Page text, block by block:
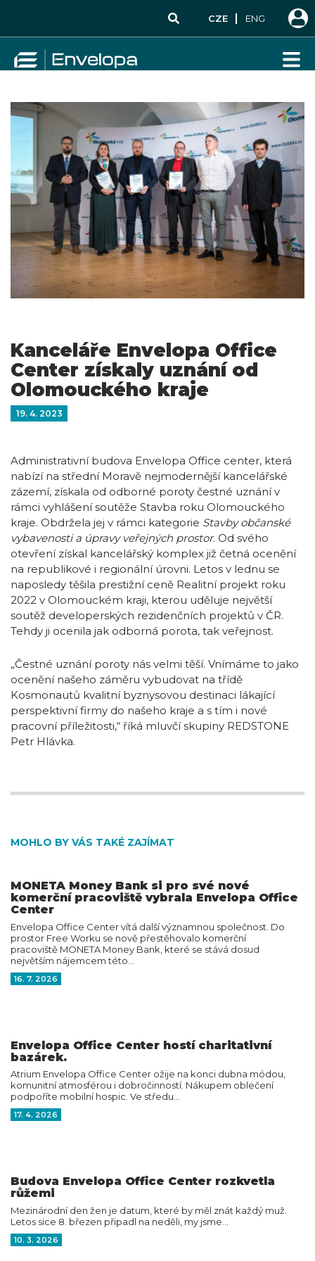
CZE ENG
Kanceláře Envelopa Office
Center získaly uznání od
Olomouckého kraje
19. 4. 2023
Administrativní budova Envelopa Office center, která
nabízí na střední Moravě nejmodernější kancelářské
zázemí, získala od odborné poroty čestné uznání v
rámci vyhlášení soutěže Stavba roku Olomouckého
kraje. Obdržela jej v rámci kategorie Stavby občanské
vybavenosti a úpravy veřejných prostor. Od svého
otevření získal kancelářský komplex již četná ocenění
na republikové i regionální úrovni. Letos v lednu se
naposledy těšila prestižní ceně Realitní projekt roku
2022 v Olomouckém kraji, kterou uděluje největší
soutěž developerských rezidenčních projektů v ČR.
Tehdy ji ocenila jak odborná porota, tak veřejnost.
„Čestné uznání poroty nás velmi těší. Vnímáme to jako
ocenění našeho záměru vybudovat na třídě
Kosmonautů kvalitní byznysovou destinaci lákající
perspektivní firmy do našeho kraje a s tím i nové
pracovní příležitosti,“ říká mluvčí skupiny REDSTONE
Petr Hlávka.
MOHLO BY VÁS TAKÉ ZAJÍMAT
MONETA Money Bank si pro své nové
komerční pracoviště vybrala Envelopa Office
Center
Envelopa Office Center vítá další významnou společnost. Do
prostor Free Worku se nově přestěhovalo komerční
pracoviště MONETA Money Bank, které se stává dosud
největším nájemcem této…
16. 7. 2026
Envelopa Office Center hostí charitativní
bazárek.
Atrium Envelopa Office Center ožije na konci dubna módou,
komunitní atmosférou i dobročinností. Nákupem oblečení
podpoříte mobilní hospic. Ve středu…
17. 4. 2026
Budova Envelopa Office Center rozkvetla
růžemi
Mezinárodní den žen je datum, které by měl znát každý muž.
Letos sice 8. březen připadl na neděli, my jsme…
10. 3. 2026